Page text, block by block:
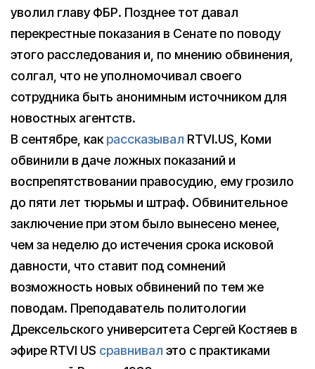
уволил главу ФБР. Позднее тот давал
перекрестные показания в Сенате по поводу
этого расследования и, по мнению обвинения,
солгал, что не уполномочивал своего
сотрудника быть анонимным источником для
новостных агентств.
В сентябре, какрассказывал RTVI.US, Коми
обвинили в даче ложных показаний и
воспрепятствовании правосудию, ему грозило
до пяти лет тюрьмы и штраф. Обвинительное
заключение при этом было вынесено менее,
чем за неделю до истечения срока исковой
давности, что ставит под сомнений
возможность новых обвинений по тем же
поводам. Преподаватель политологии
Дрексельского университета Сергей Костяев в
эфире RTVI US сравнивал это с практиками